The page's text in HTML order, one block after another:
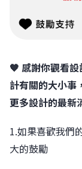
🧡 感謝你觀看
計有關的大小事
更多設計的最新
1.如果喜歡我們
大的鼓勵